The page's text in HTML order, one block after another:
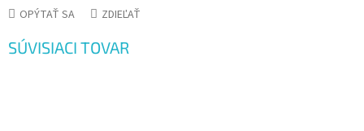
OPÝTAŤ SA ZDIEĽAŤ
SÚVISIACI TOVAR